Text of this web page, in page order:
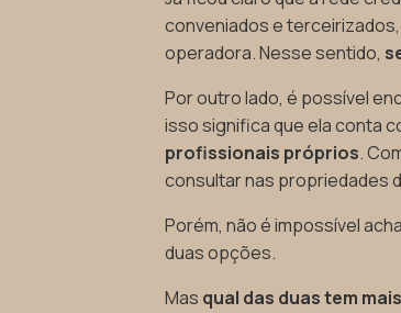
conveniados e
operadora. Nesse sentido,
Por outro lado, é possível
isso significa que ela conta
profissionais próprios.
consultar nas propriedades
Porém, não é impossível
duas opções.
Mas qual das duas tem